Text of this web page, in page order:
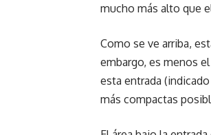
mucho más alto que
Como se ve arriba,
embargo, es menos
esta entrada
más compactas